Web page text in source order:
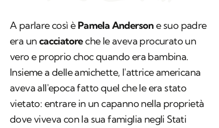
A parlare così è Pamela Anderson e suo padre
era un cacciatoreche le aveva procurato un
vero e proprio choc quando era bambina.
Insieme a delle amichette, l'attrice americana
aveva all'epoca fatto quel che le era stato
vietato: entrare in un capanno nella proprietà
dove viveva con la sua famiglia negli Stati